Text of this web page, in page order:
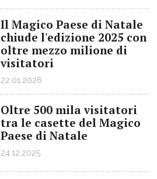
Il Magico Paese di Natale
chiude l'edizione 2025 con
oltre mezzo milione di
visitatori
22.01.2026
Oltre 500 mila visitatori
tra le casette del Magico
Paese di Natale
24.12.2025